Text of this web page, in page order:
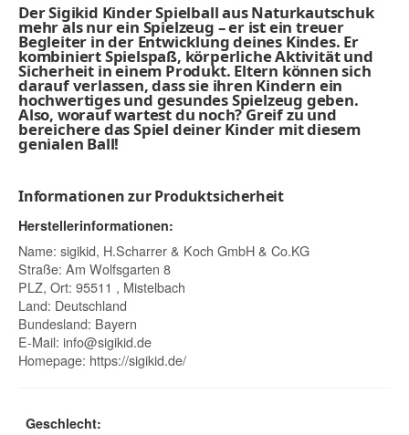
Der Sigikid Kinder Spielball aus Naturkautschuk
mehr als nur ein Spielzeug – er ist ein treuer
Begleiter in der Entwicklung deines Kindes. Er
kombiniert Spielspaß, körperliche Aktivität und
Sicherheit in einem Produkt. Eltern können sich
darauf verlassen, dass sie ihren Kindern ein
hochwertiges und gesundes Spielzeug geben.
Also, worauf wartest du noch? Greif zu und
bereichere das Spiel deiner Kinder mit diesem
genialen Ball!
Informationen zur Produktsicherheit
Herstellerinformationen:
Name: sigikid, H.Scharrer & Koch GmbH & Co.KG
Straße: Am Wolfsgarten 8
PLZ, Ort: 95511 , Mistelbach
Land: Deutschland
Bundesland: Bayern
E-Mail: info@sigikid.de
Homepage: https://sigikid.de/
Geschlecht: